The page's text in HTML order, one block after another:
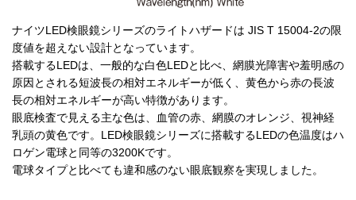
ナイツLED検眼鏡シリーズのライトハザードは JIS T 15004-2の限
度値を超えない設計となっています。
搭載するLEDは、一般的な白色LEDと比べ、網膜光障害や羞明感の
原因とされる短波長の相対エネルギーが低く、黄色から赤の長波
長の相対エネルギーが高い特徴があります。
眼底検査で見える主な色は、血管の赤、網膜のオレンジ、視神経
乳頭の黄色です。LED検眼鏡シリーズに搭載するLEDの色温度はハ
ロゲン電球と同等の3200Kです。
電球タイプと比べても違和感のない眼底観察を実現しました。